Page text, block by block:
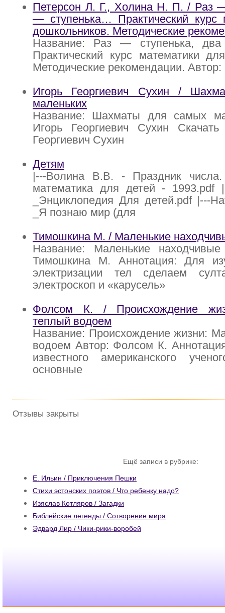
Петерсон Л. Г., Холина Н. П. / Раз
— ступенька… Практический курс
дошкольников. Методические
Название: Раз — ступенька,
Практический курс математики
Методические рекомендации.
Игорь Георгиевич Сухин /
маленьких
Название: Шахматы для самых
Игорь Георгиевич Сухин
Георгиевич Сухин
Детям
|---Волина В.В. - Праздник числа.
математика для детей -
_Энциклопедия Для детей.pdf |---
_Я познаю мир (для
Тимошкина М. / Маленькие
Название: Маленькие
Тимошкина М. Аннотация: Для
электризации тел сделаем
электроскоп и «карусель»
Фолсом К. / Происхождение
теплый водоем
Название: Происхождение жизни:
водоем Автор: Фолсом К.
известного американского
основные
Отзывы закрыты
Ещё записи в рубрике:
Е. Ильин / Приключения Пешки
Стихи эстонских поэтов / Что ребенку надо?
Изяслав Котляров / Загадки
Библейские легенды / Сотворение мира
Эдвард Лир / Чики-рики-воробей